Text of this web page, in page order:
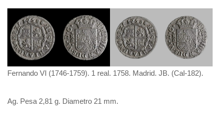
Fernando VI (1746-1759). 1 real. 1758. Madrid. JB. (Cal-182).
Ag. Pesa 2,81 g. Diametro 21 mm.